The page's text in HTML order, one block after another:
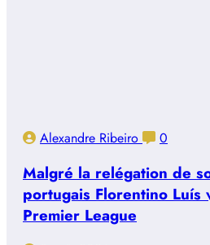
Alexandre Ribeiro 0
Malgré la relégation de
portugais Florentino Luís
Premier League